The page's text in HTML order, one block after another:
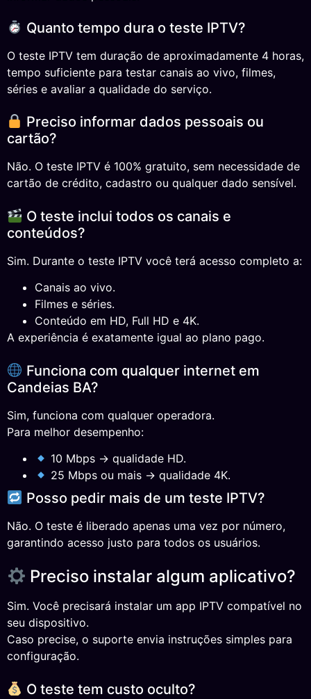
Quanto tempo dura o teste IPTV?
O teste IPTV tem duração de aproximadamente 4 horas,
tempo suficiente para testar canais ao vivo, filmes,
séries e avaliar a qualidade do serviço.
Preciso informar dados pessoais ou
cartão?
Não. O teste IPTV é 100% gratuito, sem necessidade de
cartão de crédito, cadastro ou qualquer dado sensível.
O teste inclui todos os canais e
conteúdos?
Sim. Durante o teste IPTV você terá acesso completo a:
Canais ao vivo.
Filmes e séries.
Conteúdo em HD, Full HD e 4K.
A experiência é exatamente igual ao plano pago.
Funciona com qualquer internet em
Candeias BA?
Sim, funciona com qualquer operadora.
Para melhor desempenho:
10 Mbps → qualidade HD.
25 Mbps ou mais → qualidade 4K.
Posso pedir mais de um teste IPTV?
Não. O teste é liberado apenas uma vez por número,
garantindo acesso justo para todos os usuários.
Preciso instalar algum aplicativo?
Sim. Você precisará instalar um app IPTV compatível no
seu dispositivo.
Caso precise, o suporte envia instruções simples para
configuração.
O teste tem custo oculto?